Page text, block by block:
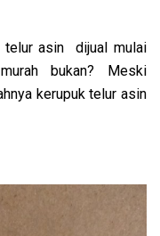
telur asin dijual mulai
bukan? Meski
kerupuk telur asin